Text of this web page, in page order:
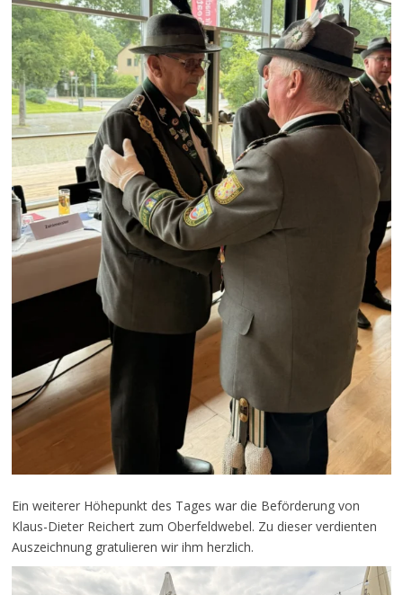
Ein weiterer Höhepunkt des Tages war die Beförderung von
Klaus-Dieter Reichert zum Oberfeldwebel. Zu dieser verdienten
Auszeichnung gratulieren wir ihm herzlich.